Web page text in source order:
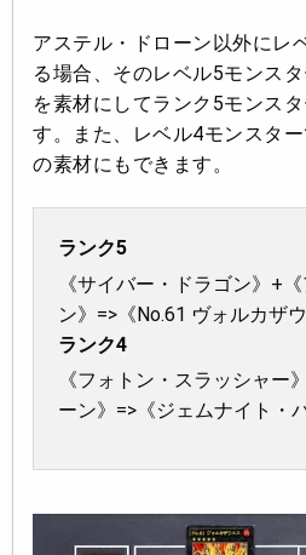
アステル・ドローン以外にレ
る場合、そのレベル5モンス
を素材にしてランク5モンス
す。また、レベル4モンスタ
の素材にもできます。
ランク5
《サイバー・ドラゴン》+
ン》=>《No.61 ヴォルカザウ
ランク4
《フォトン・スラッシャー
ーン》=>《ジェムナイト・